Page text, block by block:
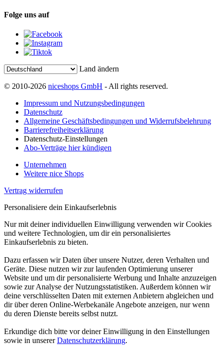
Folge uns auf
Land ändern
© 2010-2026 niceshops GmbH - All rights reserved.
Impressum und Nutzungsbedingungen
Datenschutz
Allgemeine Geschäftsbedingungen und Widerrufsbelehrung
Barrierefreiheitserklärung
Datenschutz-Einstellungen
Abo-Verträge hier kündigen
Unternehmen
Weitere nice Shops
Vertrag widerrufen
Personalisiere dein Einkaufserlebnis
Nur mit deiner individuellen Einwilligung verwenden wir Cookies
und weitere Technologien, um dir ein personalisiertes
Einkaufserlebnis zu bieten.
Dazu erfassen wir Daten über unsere Nutzer, deren Verhalten und
Geräte. Diese nutzen wir zur laufenden Optimierung unserer
Website und um dir personalisierte Werbung und Inhalte anzuzeigen
sowie zur Analyse der Nutzungsstatistiken. Außerdem können wir
deine verschlüsselten Daten mit externen Anbietern abgleichen und
dir über deren Online-Werbekanäle Angebote anzeigen, nur wenn
du deren Dienste bereits selbst nutzt.
Erkundige dich bitte vor deiner Einwilligung in den Einstellungen
sowie in unsererDatenschutzerklärung.